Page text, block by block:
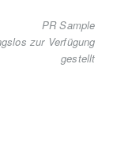
PR Sample
zur Verfügung
gestellt